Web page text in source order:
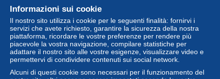
pagamento del sito Delcampe, definite nelle
Gli acquisti devono essere pagati entro14 giorni
dal ricevimento della richiesta di pagamento del
venditore.
Diritto di recesso|Spese di restituzione a carico
Informazioni sui cookie
Il nostro sito utilizza i cookie per le seguenti finalità: fornirvi i
servizi che avete richiesto, garantire la sicurezza della nostra
piattaforma, ricordare le vostre preferenze per rendere più
piacevole la vostra navigazione, compilare statistiche per
adattare il nostro sito alle vostre esigenze, visualizzare video e
permettervi di condividere contenuti sui social network.
Alcuni di questi cookie sono necessari per il funzionamento del
Acquistare su Delcampe
Vendere su Delcampe
Un sito sicuro